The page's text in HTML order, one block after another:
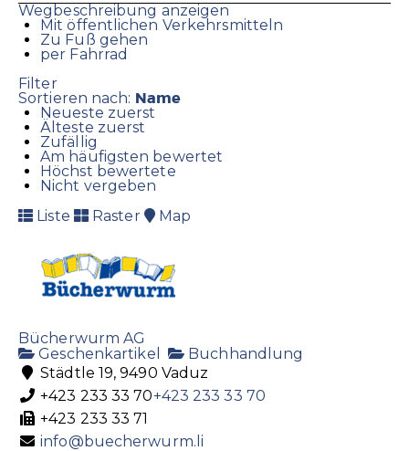
Wegbeschreibung anzeigen
Mit öffentlichen Verkehrsmitteln
Zu Fuß gehen
per Fahrrad
Filter
Sortieren nach: Name
Neueste zuerst
Älteste zuerst
Zufällig
Am häufigsten bewertet
Höchst bewertete
Nicht vergeben
Liste
Raster Map
Bücherwurm AG
Geschenkartikel
Buchhandlung
Städtle 19, 9490 Vaduz
+423 233 33 70+423 233 33 70
+423 233 33 71
info@buecherwurm.li